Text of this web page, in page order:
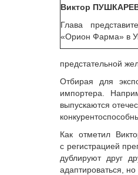
Виктор
Глава
«Орион Фарма» в
предстательной
Отбирая для
импортера.
выпускаются
Как отметил
с регистрацией
дублируют друг
адаптироваться,